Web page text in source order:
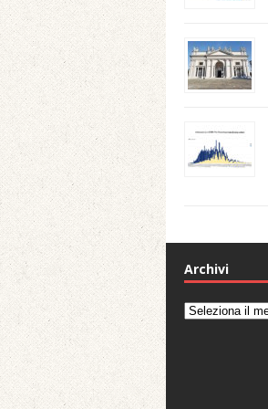
Archivi
Archivi